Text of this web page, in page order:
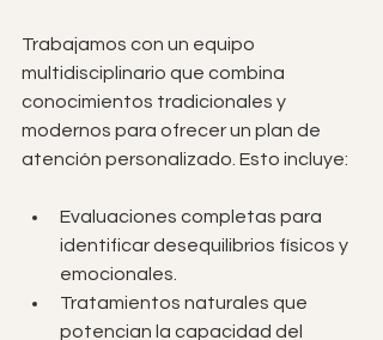
Trabajamos con un equipo
multidisciplinario que combina
conocimientos tradicionales y
modernos para ofrecer un plan de
atención personalizado. Esto incluye:
Evaluaciones completas para
identificar desequilibrios físicos y
emocionales.
Tratamientos naturales que
potencian la capacidad del